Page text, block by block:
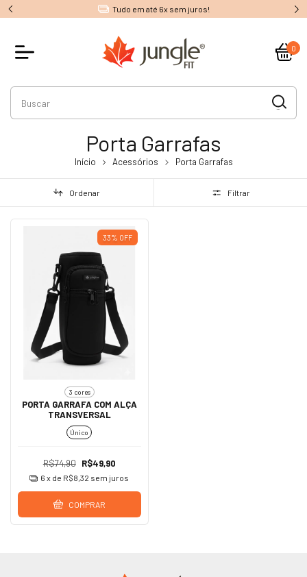
Tudo em até 6x sem juros!
0
Porta Garrafas
Início Acessórios Porta Garrafas
Ordenar Filtrar
33% OFF
3 cores
PORTA GARRAFA COM ALÇA
TRANSVERSAL
Único
R$74,90 R$49,90
6 x de R$8,32 sem juros
COMPRAR